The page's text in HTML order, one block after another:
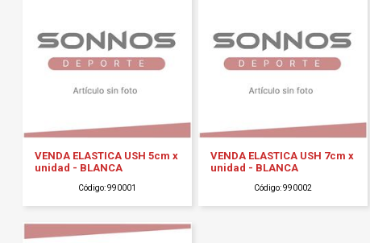
VENDA ELASTICA USH 5cm x
unidad - BLANCA
Código: 990001
VENDA ELASTICA USH 7cm x
unidad - BLANCA
Código: 990002